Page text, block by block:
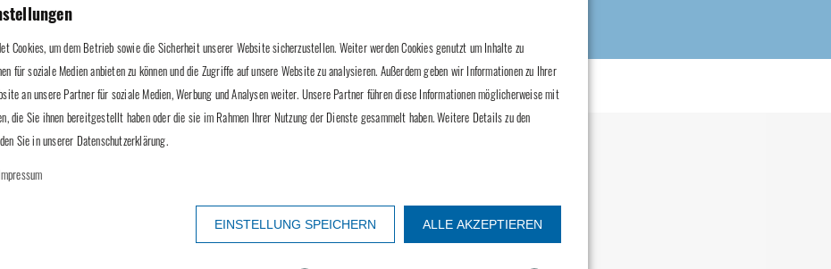
Raritäten in überragender Qualität
Cookies, um dem Betrieb sowie die Sicherheit unserer Website sicherzustellen. Weiter werden Cookies genutzt um Inhalte zu
für soziale Medien anbieten zu können und die Zugriffe auf unsere Website zu analysieren. Außerdem geben wir Informationen zu Ihrer
an unsere Partner für soziale Medien, Werbung und Analysen weiter. Unsere Partner führen diese Informationen möglicherweise mit
die Sie ihnen bereitgestellt haben oder die sie im Rahmen Ihrer Nutzung der Dienste gesammelt haben. Weitere Details zu den
Sie in unserer Datenschutzerklärung.
Impressum
EINSTELLUNG SPEICHERN ALLE AKZEPTIEREN